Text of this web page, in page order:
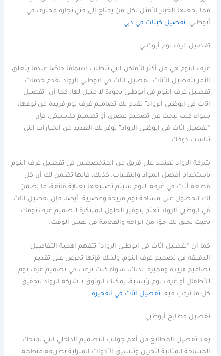
مما يجعلها الخيار الأمثل لكل من يحتاج إلى فني نجارة محترف في
أبوظبي. تفصيل كبتات في دبي
تفصيل غرف نوم أبوظبي
غرف النوم هي من أكثر الأماكن التي تتطلب اهتمامًا خاصًا عندما يتعلق
الأمر بتفصيل الأثاث. تفصيل اثاث في ابوظبي الرواد تقدم خدمات
تفصيل غرف النوم في أبوظبي بجودة لا مثيل لها. كما أن “تفصيل
اثاث في ابوظبي الرواد” تقدم لك تصاميم غرف نوم فريدة من نوعها،
سواء كنت تبحث عن تصميم عصري أو تصميم كلاسيكي، فإن
“تفصيل اثاث في ابوظبي الرواد” توفر لك العديد من الخيارات التي
تناسب ذوقك.
شركة الرواد تعتمد على فريق من المتخصصين في تفصيل غرف النوم
باستخدام أفضل المواد والتقنيات. كذلك، فإنها تضمن لك أن كل
قطعة أثاث في غرفة النوم سيتم تصنيعها بعناية فائقة، ما يضمن
لك الحصول على مساحة نوم مريحة وعصرية. أيضا، فإن تفصيل اثاث
في ابوظبي الرواد تهتم بتوفير الحلول المبتكرة لتصميم غرف نومك،
بحيث تخلق لك جوًا من الراحة والفخامة في نفس الوقت.
كما أن “تفصيل اثاث في ابوظبي الرواد” تتفهم أهمية التفاصيل
الدقيقة في تصميم غرف النوم، ولذلك فإنها تحرص على تقديم
تصاميم فريدة ومميزة. لذلك، سواء كنت ترغب في تصميم غرف نوم
للأطفال أو غرف نوم رئيسية، يمكنك الوثوق بـ شركة الرواد لتحقيق
كل ما ترغب فيه. تفصيل اثاث في الفجيرة
تفصيل مطابخ أبوظبي
يعد تفصيل المطابخ من أهم جوانب التصميم الداخلي التي تمنحك
المساحة المثالية لتخزين وتنسيق الأدوات المنزلية بطريقة منظمة